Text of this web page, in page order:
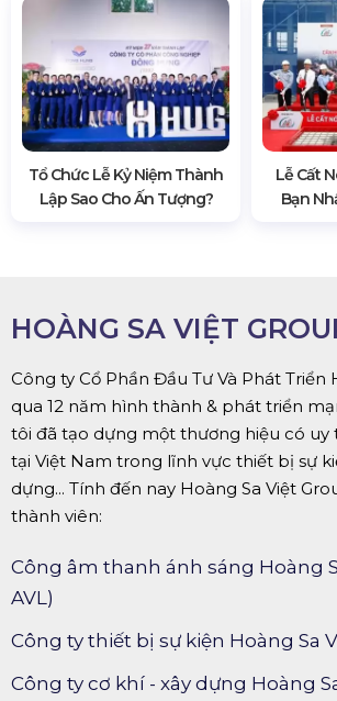
Tổ Chức Lễ Kỷ Niệm Thành
Lập Sao Cho Ấn Tượng?
Lễ Cất
Bạn
HOÀNG SA VIỆT
Công ty Cổ Phần Đầu Tư Và Phát Triển
qua 12 năm hình thành & phát triển
tôi đã tạo dựng một thương hiệu có uy
tại Việt Nam trong lĩnh vực thiết bị sự
dựng... Tính đến nay Hoàng Sa Việt
thành viên:
Công âm thanh ánh sáng Hoàng
AVL)
Công ty thiết bị sự kiện Hoàng Sa
Công ty cơ khí - xây dựng Hoàng